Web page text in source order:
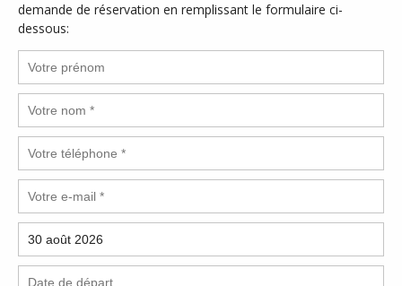
demande de réservation en remplissant le formulaire ci-
dessous: